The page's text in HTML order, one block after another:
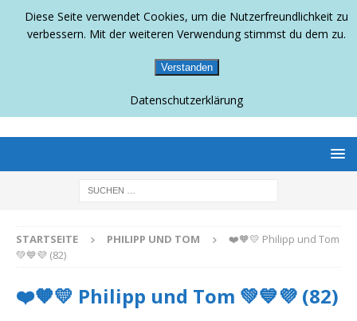
BERLINS SCHWULLESBISCHES MAGAZIN
STARTSEITE PHILIPP UND TOM
❤️🧡💛 Philipp und Tom
💚💙💜 (82)
❤️🧡💛 Philipp und Tom 💚💙💜 (82)
Diese Seite verwendet Cookies, um die Nutzerfreundlichkeit zu
verbessern. Mit der weiteren Verwendung stimmst du dem zu.
Verstanden
Datenschutzerklärung